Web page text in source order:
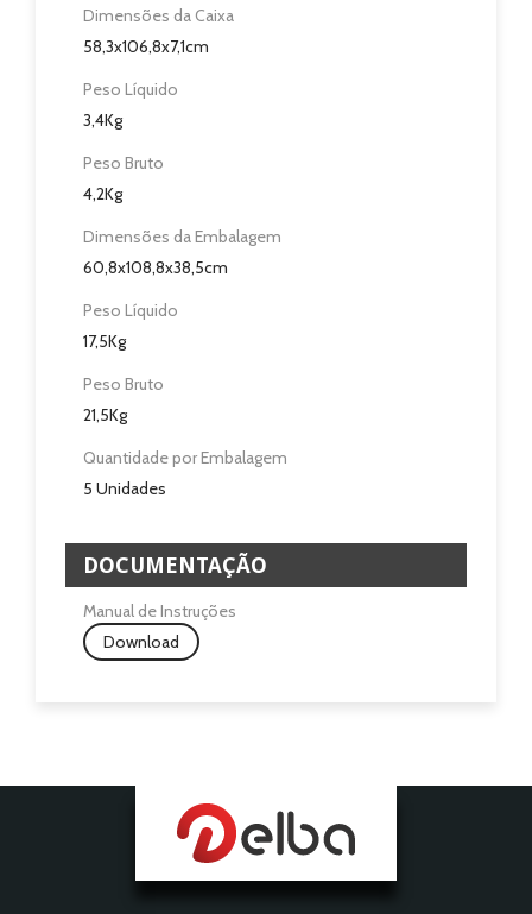
Assistência Técnica
Dimensões da Caixa
58,3x106,8x7,1cm
Peso Líquido
3,4Kg
Peso Bruto
4,2Kg
Dimensões da Embalagem
60,8x108,8x38,5cm
Peso Líquido
17,5Kg
Peso Bruto
21,5Kg
Quantidade por Embalagem
5 Unidades
DOCUMENTAÇÃO
Manual de Instruções
Download